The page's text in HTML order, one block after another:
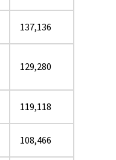
137,136
129,280
119,118
108,466